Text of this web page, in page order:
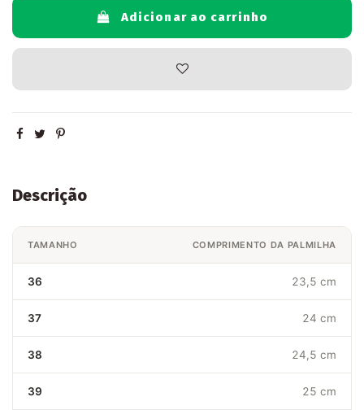
Adicionar ao carrinho
Descrição
TAMANHO COMPRIMENTO DA PALMILHA
36 23,5 cm
37 24 cm
38 24,5 cm
39 25 cm